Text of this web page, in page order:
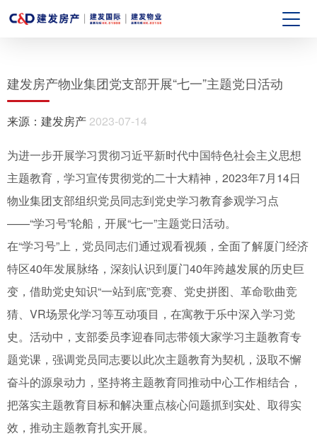
建发房产物业集团党支部开展“七一”主题党日活动
来源： 建发房产 2023-07-14
为进一步开展学习贯彻习近平新时代中国特色社会主义思想
主题教育，学习宣传贯彻党的二十大精神，2023年7月14日
物业集团支部组织党员同志到党史学习教育参观学习点
——“学习号”轮船，开展“七一”主题党日活动。
在“学习号”上，党员同志们通过观看视频，全面了解厦门经济
特区40年发展脉络，深刻认识到厦门40年跨越发展的历史巨
变，借助党史知识“一站到底”竞赛、党史拼图、革命歌曲竞
猜、VR场景化学习等互动项目，在寓教于乐中深入学习党
史。活动中，支部委员李迎春同志带领大家学习主题教育专
题党课，强调党员同志要以此次主题教育为契机，汲取不懈
奋斗的源泉动力，坚持将主题教育同推动中心工作相结合，
把落实主题教育目标和解决重点核心问题抓到实处、取得实
效，推动主题教育扎实开展。